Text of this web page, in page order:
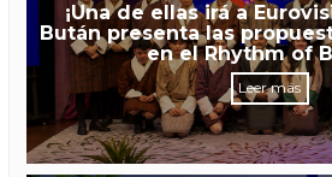
¡Una de ellas irá a
Bután presenta las
en el Rhythm of
Leer más